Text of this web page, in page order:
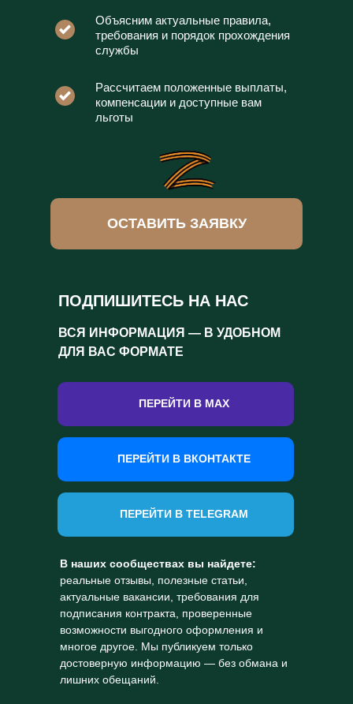
ОСТАВИТЬ ЗАЯВКУ
Объясним актуальные правила,
требования и порядок прохождения
службы
Рассчитаем положенные выплаты,
компенсации и доступные вам
льготы
В наших сообществах вы найдете:
реальные отзывы, полезные статьи,
актуальные вакансии, требования для
подписания контракта, проверенные
возможности выгодного оформления и
многое другое. Мы публикуем только
достоверную информацию — без обмана и
лишних обещаний.
ПЕРЕЙТИ В TELEGRAM
ПЕРЕЙТИ В ВКОНТАКТЕ
ПЕРЕЙТИ В MAX
ПОДПИШИТЕСЬ НА НАС
ВСЯ ИНФОРМАЦИЯ — В УДОБНОМ
ДЛЯ ВАС ФОРМАТЕ